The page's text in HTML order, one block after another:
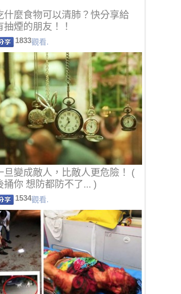
什麼食物可以清肺？快分享給
抽煙的朋友！！
1833觀看.
旦變成敵人，比敵人更危險！ (
捅你 想防都防不了... )
1534觀看.